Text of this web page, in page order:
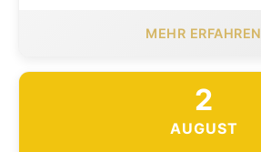
MEHR ERFAHREN
2
AUGUST